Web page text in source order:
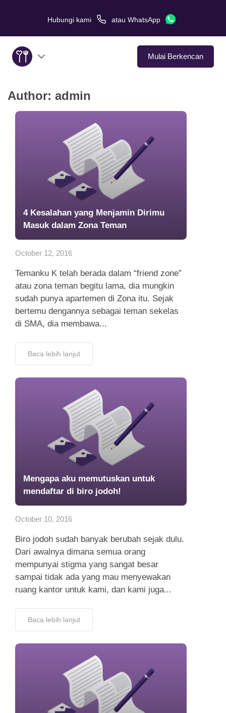
Hubungi kami atau WhatsApp
Mulai Berkencan
Tentang Kami
Hubungi Kami
Author: admin
4 Kesalahan yang Menjamin Dirimu
Masuk dalam Zona Teman
October 12, 2016
Temanku K telah berada dalam “friend zone”
atau zona teman begitu lama, dia mungkin
sudah punya apartemen di Zona itu. Sejak
bertemu dengannya sebagai teman sekelas
di SMA, dia membawa...
Baca lebih lanjut
Mengapa aku memutuskan untuk
mendaftar di biro jodoh!
October 10, 2016
Biro jodoh sudah banyak berubah sejak dulu.
Dari awalnya dimana semua orang
mempunyai stigma yang sangat besar
sampai tidak ada yang mau menyewakan
ruang kantor untuk kami, dan kami juga...
Baca lebih lanjut